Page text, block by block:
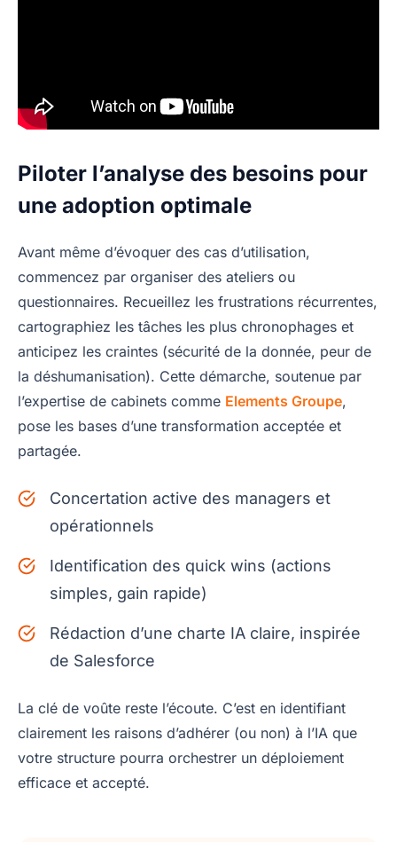
Piloter l’analyse des besoins pour
une adoption optimale
Avant même d’évoquer des cas d’utilisation,
commencez par organiser des ateliers ou
questionnaires. Recueillez les frustrations récurrentes,
cartographiez les tâches les plus chronophages et
anticipez les craintes (sécurité de la donnée, peur de
la déshumanisation). Cette démarche, soutenue par
l’expertise de cabinets comme Elements Groupe,
pose les bases d’une transformation acceptée et
partagée.
Concertation active des managers et
opérationnels
Identification des quick wins (actions
simples, gain rapide)
Rédaction d’une charte IA claire, inspirée
de Salesforce
La clé de voûte reste l’écoute. C’est en identifiant
clairement les raisons d’adhérer (ou non) à l’IA que
votre structure pourra orchestrer un déploiement
efficace et accepté.